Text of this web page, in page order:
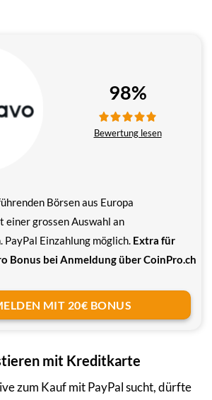
Börsen aus Europa
einer grossen Auswahl an
Einzahlung möglich. Extra für
Bonus bei Anmeldung über CoinPro.ch
98%
Bewertung lesen
MIT 20€ BONUS
mit Kreditkarte
zum Kauf mit PayPal sucht, dürfte